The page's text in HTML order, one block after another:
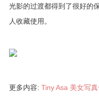
光影的过渡都得到了很好的
人收藏使用。
更多内容: Tiny Asa 美女写